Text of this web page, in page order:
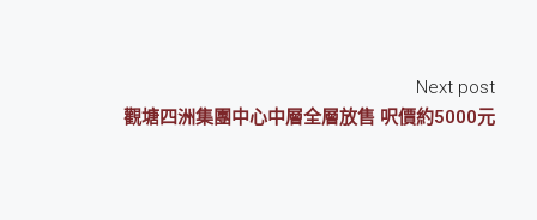
Next post
觀塘四洲集團中心中層全層放售 呎價約5000元